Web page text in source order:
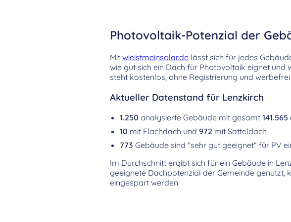
Photovoltaik-Potenzial der
Mit wieistmeinsolar.de lässt sich für jedes
wie gut sich ein Dach für Photovoltaik eignet
steht kostenlos, ohne Registrierung und
Aktueller Datenstand für Lenzkirch
1.250 analysierte Gebäude mit gesamt
10 mit Flachdach und 972 mit Satteldach
773 Gebäude sind "sehr gut geeignet“ für PV
Im Durchschnitt ergibt sich für ein Gebäude in
geeignete Dachpotenzial der Gemeinde genutzt,
eingespart werden.